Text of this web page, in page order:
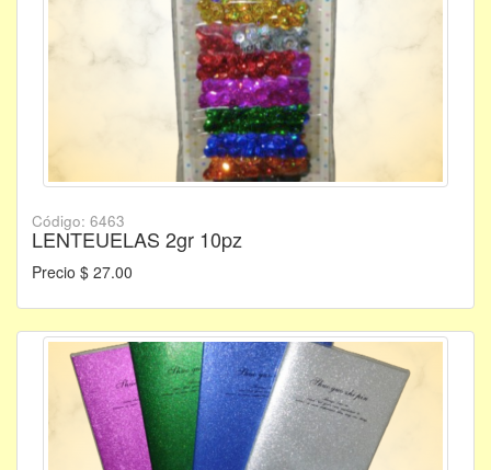
Código: 6463
LENTEUELAS 2gr 10pz
Precio $ 27.00